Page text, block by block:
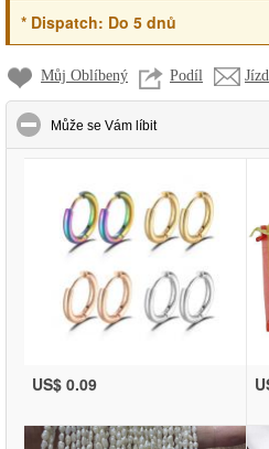
*Dispatch: Do 5 dnů
Můj Oblíbený Podíl
Může se Vám líbitclick to collapse
US$ 0.09